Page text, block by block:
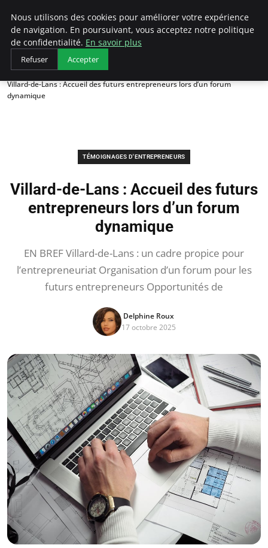
LECFCM
Accueil
Témoignages d'entrepreneurs
Villard-de-Lans : Accueil des futurs entrepreneurs lors d’un forum
dynamique
TÉMOIGNAGES D'ENTREPRENEURS
Villard-de-Lans : Accueil des futurs
entrepreneurs lors d’un forum
dynamique
EN BREF Villard-de-Lans : un cadre propice pour
l’entrepreneuriat Organisation d’un forum pour les
futurs entrepreneurs Opportunités de
Delphine Roux
17 octobre 2025
Nous utilisons des cookies pour améliorer votre expérience
de navigation. En poursuivant, vous acceptez notre politique
de confidentialité. En savoir plus
Refuser Accepter